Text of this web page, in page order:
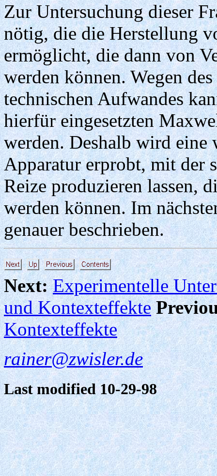
Zur Untersuchung dieser
nötig, die die Herstellung
ermöglicht, die dann von
werden können. Wegen
technischen Aufwandes
hierfür eingesetzten
werden. Deshalb wird eine
Apparatur erprobt, mit der
Reize produzieren lassen,
werden können. Im
genauer beschrieben.
Next: Experimentelle
und Kontexteffekte
Kontexteffekte
rainer@zwisler.de
Last modified 10-29-98